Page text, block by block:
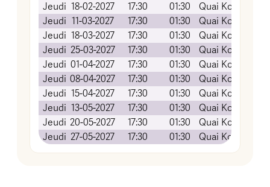
Jeudi 18-02-2027 17:30 01:30
Quai Koch
Jeudi 11-03-2027 17:30 01:30
Quai Koch
Jeudi 18-03-2027 17:30 01:30
Quai Koch
Jeudi 25-03-2027 17:30 01:30
Quai Koch
Jeudi 01-04-2027 17:30 01:30
Quai Koch
Jeudi 08-04-2027 17:30 01:30
Quai Koch
Jeudi 15-04-2027 17:30 01:30
Quai Koch
Jeudi 13-05-2027 17:30 01:30
Quai Koch
Jeudi 20-05-2027 17:30 01:30
Quai Koch
Jeudi 27-05-2027 17:30 01:30 Quai Koch